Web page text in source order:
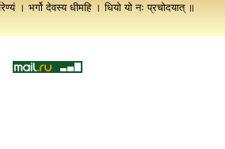
। भर्गो देवस्य धीमहि । धियो यो नः प्रचोदयात् ॥